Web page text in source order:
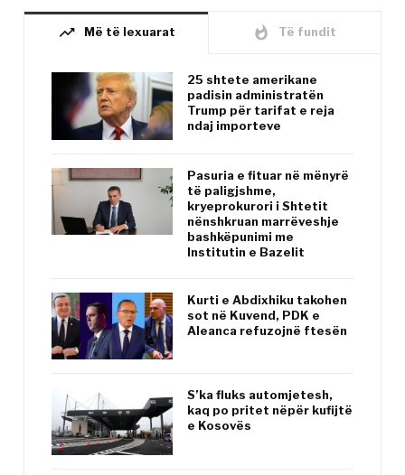
trending_up Më të lexuarat whatshot Të fundit
25 shtete amerikane
padisin administratën
Trump për tarifat e reja
ndaj importeve
Pasuria e fituar në mënyrë
të paligjshme,
kryeprokurori i Shtetit
nënshkruan marrëveshje
bashkëpunimi me
Institutin e Bazelit
Kurti e Abdixhiku takohen
sot në Kuvend, PDK e
Aleanca refuzojnë ftesën
S’ka fluks automjetesh,
kaq po pritet nëpër kufijtë
e Kosovës